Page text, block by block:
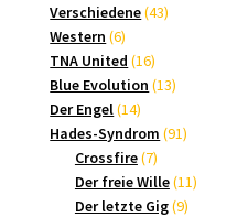
Produkt
Verschiedene 4343
Western 66
Produkte
TNA United 1616
Produkte
Blue Evolution 1313
Der Engel 1414
Produkte
Hades-Syndrom 9191
Crossfire 77
Produkte
Der freie Wille 1111
Der letzte Gig 99